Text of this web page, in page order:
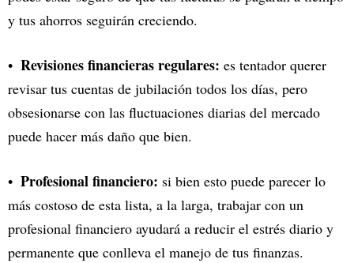
y tus ahorros seguirán creciendo.
Revisiones financieras regulares: es tentador querer
revisar tus cuentas de jubilación todos los días, pero
obsesionarse con las fluctuaciones diarias del mercado
puede hacer más daño que bien.
Profesional financiero: si bien esto puede parecer lo
más costoso de esta lista, a la larga, trabajar con un
profesional financiero ayudará a reducir el estrés diario y
permanente que conlleva el manejo de tus finanzas.